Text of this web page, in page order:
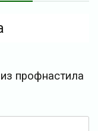
профнастила